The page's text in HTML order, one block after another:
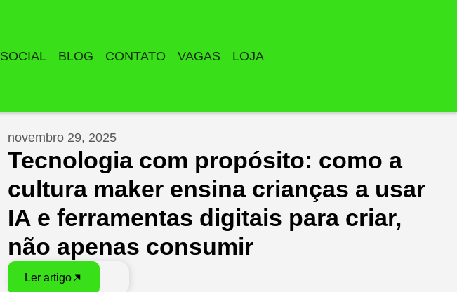
SOCIAL BLOG CONTATO VAGAS LOJA
novembro 29, 2025
Tecnologia com propósito: como a
cultura maker ensina crianças a usar
IA e ferramentas digitais para criar,
não apenas consumir
Ler artigo